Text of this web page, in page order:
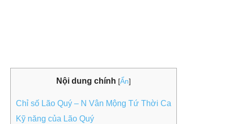
Nội dung chính [Ẩn]
Chỉ số Lão Quý – N Vân Mộng Tứ Thời Ca
Kỹ năng của Lão Quý